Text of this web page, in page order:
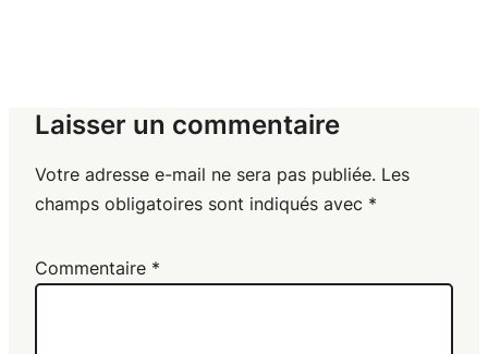
Laisser un commentaire
Votre adresse e-mail ne sera pas publiée. Les
champs obligatoires sont indiqués avec *
Commentaire *